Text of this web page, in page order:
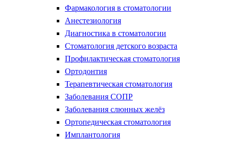
Фармакология в стоматологии
Анестезиология
Диагностика в стоматологии
Стоматология детского возраста
Профилактическая стоматология
Ортодонтия
Терапевтическая стоматология
Заболевания СОПР
Заболевания слюнных желёз
Ортопедическая стоматология
Имплантология